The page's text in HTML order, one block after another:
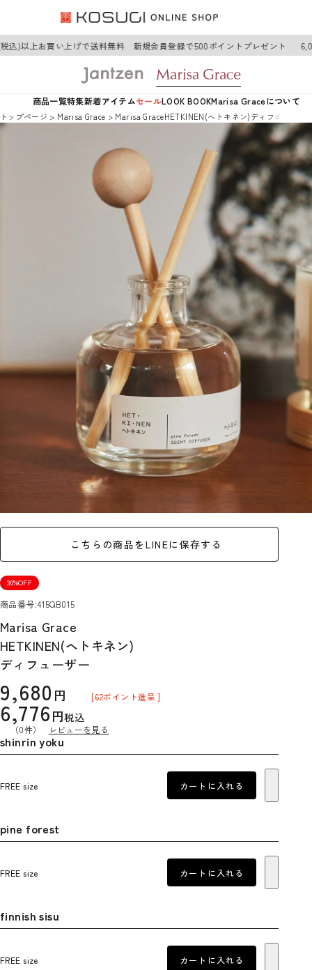
込)以上お買い上げで送料無料 新規会員登録で500ポイントプレゼント
商品一覧特集新着アイテムセールLOOK BOOKMarisa Graceについて
トップページ Marisa Grace Marisa GraceHETKINEN(ヘトキネン)ディフューザー
こちらの商品をLINEに保存する
30%OFF
商品番号 415QB015
Marisa Grace
HETKINEN(ヘトキネン)
ディフューザー
9,680
6,776 税込
[62ポイント進呈 ]
（0件） レビューを見る
shinrin yoku
FREE size カートに入れる
pine forest
FREE size カートに入れる
finnish sisu
FREE size カートに入れる